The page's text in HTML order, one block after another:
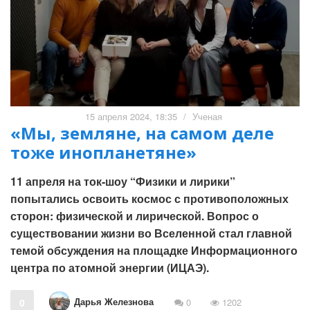
15 апреля 2024, 18:35 / Ученая
«Мы, земляне, на самом деле
тоже инопланетяне»
11 апреля на ток-шоу “Физики и лирики”
попытались освоить космос с противоположных
сторон: физической и лирической. Вопрос о
существовании жизни во Вселенной стал главной
темой обсуждения на площадке Информационного
центра по атомной энергии (ИЦАЭ).
0 Дарья Железнова 0 1202